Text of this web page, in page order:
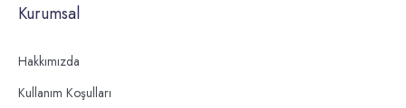
Kurumsal
Hakkımızda
Kullanım Koşulları